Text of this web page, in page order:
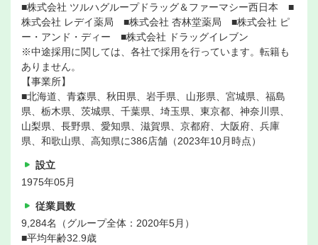
■株式会社 ツルハグループドラッグ＆ファーマシー西日本 ■
株式会社 レデイ薬局 ■株式会社 杏林堂薬局 ■株式会社 ピ
ー・アンド・ディー ■株式会社 ドラッグイレブン
※中途採用に関しては、各社で採用を行っています。転籍も
ありません。
【事業所】
■北海道、青森県、秋田県、岩手県、山形県、宮城県、福島
県、栃木県、茨城県、千葉県、埼玉県、東京都、神奈川県、
山梨県、長野県、愛知県、滋賀県、京都府、大阪府、兵庫
県、和歌山県、高知県に386店舗（2023年10月時点）
設立
1975年05月
従業員数
9,284名（グループ全体：2020年5月）
■平均年齢32.9歳